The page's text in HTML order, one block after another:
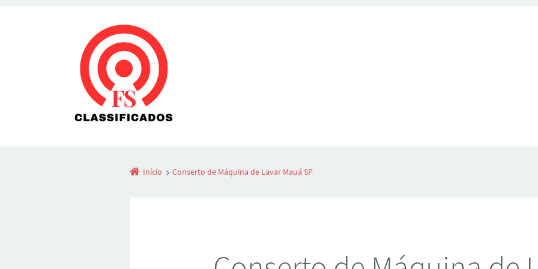
Início Conserto de Máquina de Lavar Mauá SP